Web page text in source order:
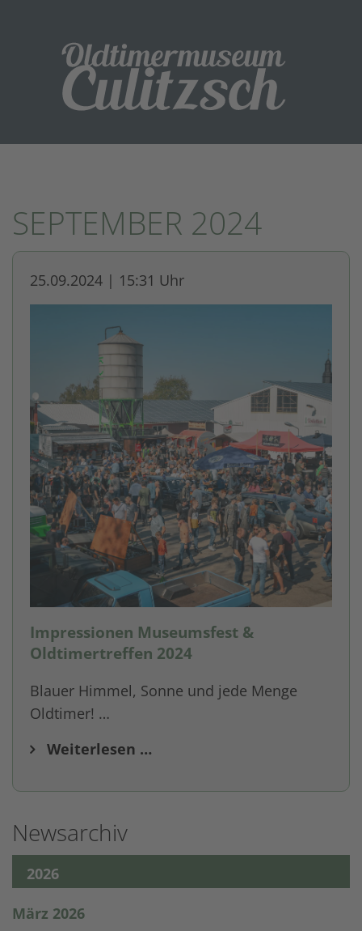
SEPTEMBER 2024
25.09.2024 | 15:31 Uhr
Impressionen Museumsfest &
Oldtimertreffen 2024
Blauer Himmel, Sonne und jede Menge
Oldtimer! …
Weiterlesen …
Newsarchiv
2026
März 2026